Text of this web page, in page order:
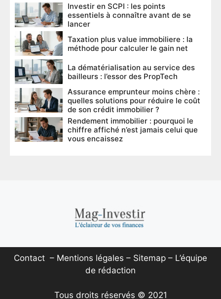
Investir en SCPI : les points
essentiels à connaître avant de se
lancer
Taxation plus value immobiliere : la
méthode pour calculer le gain net
La dématérialisation au service des
bailleurs : l’essor des PropTech
Assurance emprunteur moins chère :
quelles solutions pour réduire le coût
de son crédit immobilier ?
Rendement immobilier : pourquoi le
chiffre affiché n’est jamais celui que
vous encaissez
Contact – Mentions légales – Sitemap – L’équipe
de rédaction
Tous droits réservés © 2021